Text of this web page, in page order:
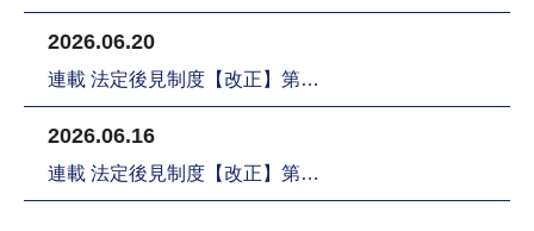
2026.06.20
連載 法定後見制度【改正】第…
2026.06.16
連載 法定後見制度【改正】第…